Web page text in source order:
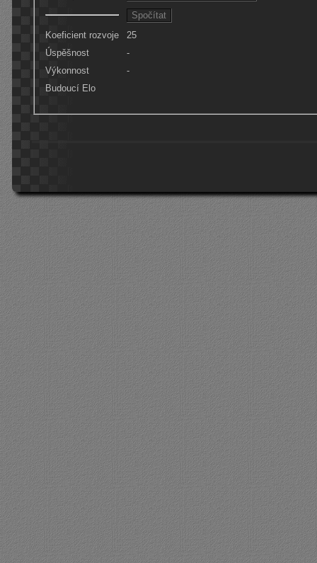
Koeficient rozvoje
25
Úspěšnost
-
Výkonnost
-
Budoucí Elo